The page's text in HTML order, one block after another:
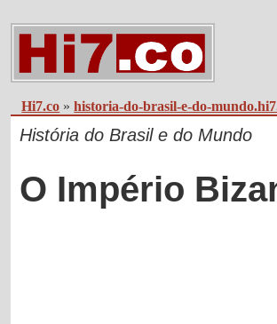
Hi7.co »historia-do-brasil-e-do-
História do Brasil e do Mundo
O Império